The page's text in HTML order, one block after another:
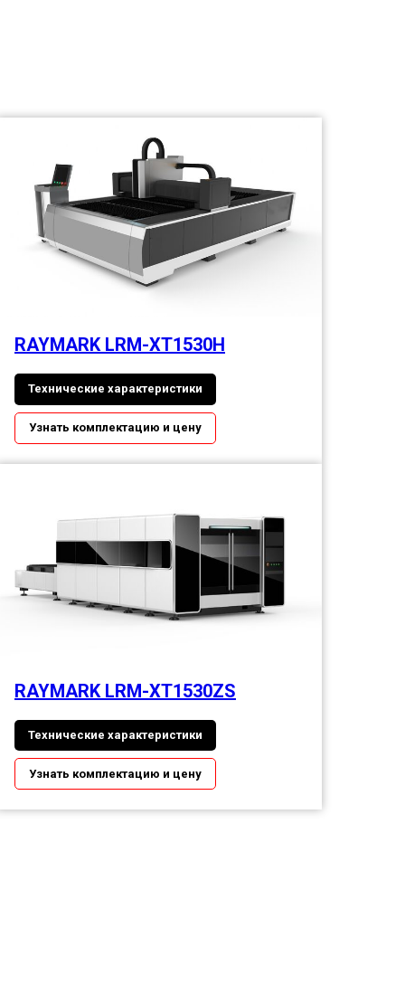
RAYMARK LRM-XT1530H
Технические характеристики
Узнать комплектацию и цену
RAYMARK LRM-XT1530ZS
Технические характеристики
Узнать комплектацию и цену